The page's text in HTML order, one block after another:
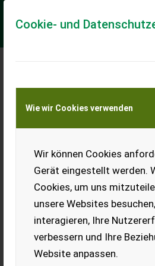
Cookie- und
Wie wir Cookies verwenden
Wir können Cookies
Gerät eingestellt werden.
Cookies, um uns
unsere Websites
interagieren, Ihre
verbessern und Ihre
Website anpassen.
Meine
Transport von Land-
KEINE